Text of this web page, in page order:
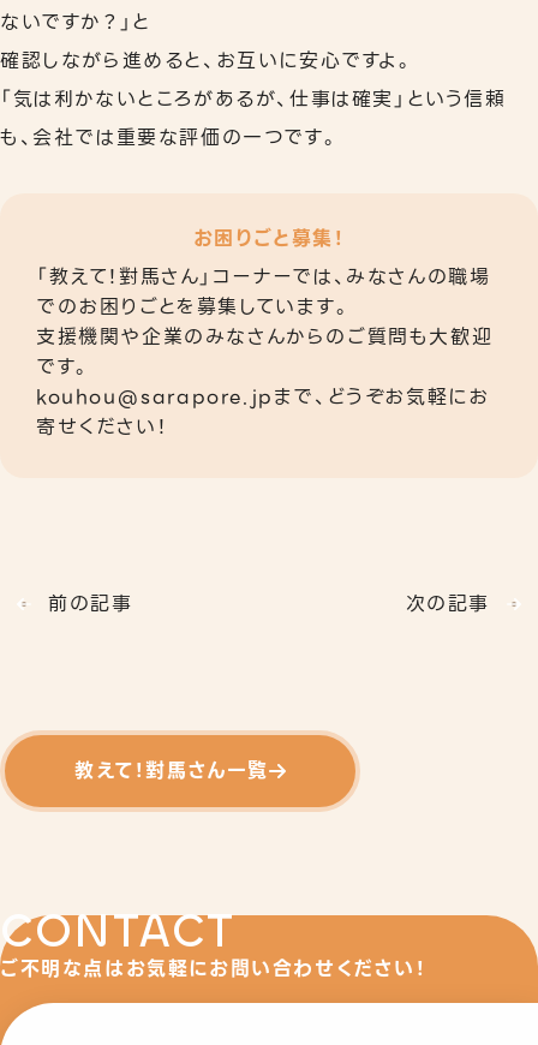
ないですか？」と
確認しながら進めると、お互いに安心ですよ。
「気は利かないところがあるが、仕事は確実」という信頼
も、会社では重要な評価の一つです。
お困りごと募集！
「教えて！對馬さん」コーナーでは、みなさんの職場
でのお困りごとを募集しています。
支援機関や企業のみなさんからのご質問も大歓迎
です。
kouhou@sarapore.jpまで、どうぞお気軽にお
寄せください！
教えて！對馬さん一覧
CONTACT
ご不明な点はお気軽にお問い合わせください！